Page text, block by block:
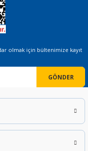
olmak için bültenimize kayıt
GÖNDER